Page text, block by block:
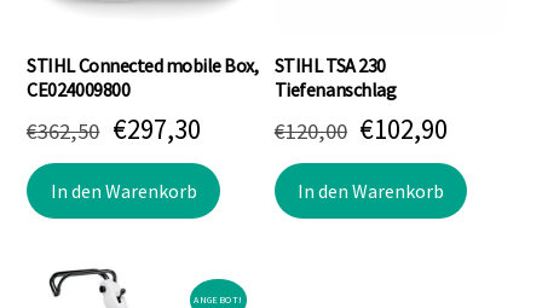
STIHL Connected mobile Box,
CE024009800
€362,50 Ursprünglicher
Preis
war:
€297,30Aktueller
Preis
ist:
In den Warenkorb
STIHL TSA 230
Tiefenanschlag
€120,00 Ursprünglicher
Preis
war:
€102,90
Preis
ist:
In den Warenkorb
ANGEBOT!